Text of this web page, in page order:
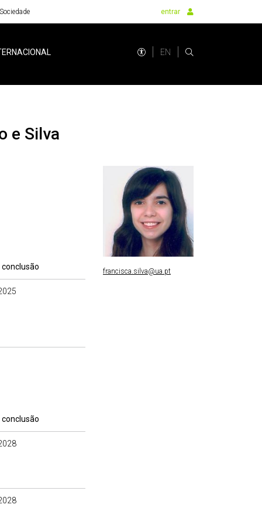
Sociedade entrar
EN
e Silva
francisca.silva@ua.pt